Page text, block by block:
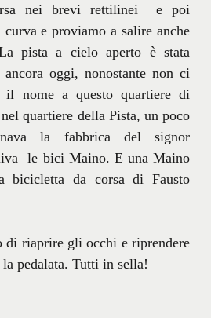
nei brevi rettilinei e poi
e proviamo a salire anche
pista a cielo aperto è stata
oggi, nonostante non ci
nome a questo quartiere di
quartiere della Pista, un poco
la fabbrica del signor
le bici Maino. E una Maino
bicicletta da corsa di Fausto
di riaprire gli occhi e riprendere
la pedalata. Tutti in sella!